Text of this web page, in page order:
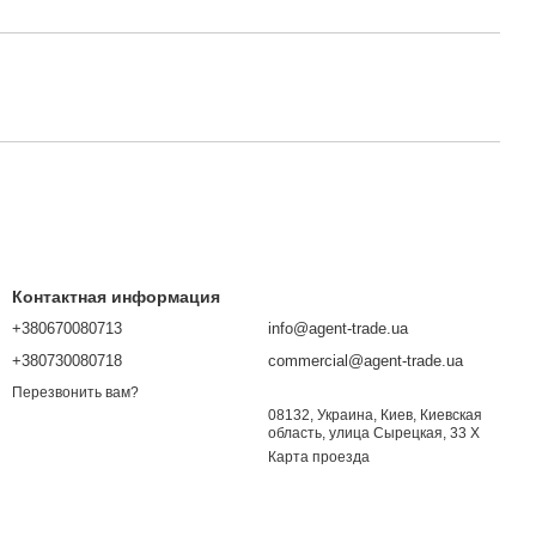
Контактная информация
+380670080713
+380730080718
Перезвонить вам?
info@agent-trade.ua
commercial@agent-trade.ua
08132, Украина, Киев, Киевская
область, улица Сырецкая, 33 Х
Карта проезда